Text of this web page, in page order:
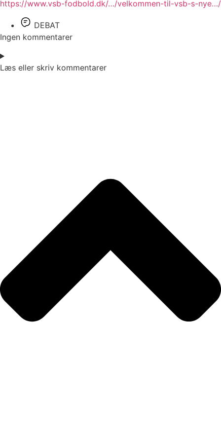
https://www.vsb-fodbold.dk/…/velkommen-til-vsb-s-nye…/
DEBAT
Ingen kommentarer
Læs eller skriv kommentarer